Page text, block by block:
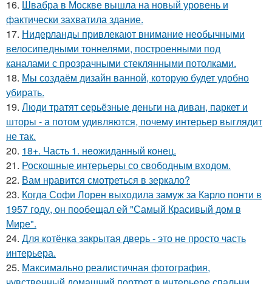
16. Швабра в Москве вышла на новый уровень и
фактически захватила здание.
17. Нидерланды привлекают внимание необычными
велосипедными тоннелями, построенными под
каналами с прозрачными стеклянными потолками.
18. Мы создаём дизайн ванной, которую будет удобно
убирать.
19. Люди тратят серьёзные деньги на диван, паркет и
шторы - а потом удивляются, почему интерьер выглядит
не так.
20. 18+. Часть 1. неожиданный конец.
21. Роскошные интерьеры со свободным входом.
22. Вам нравится смотреться в зеркало?
23. Когда Софи Лорен выходила замуж за Карло понти в
1957 году, он пообещал ей "Самый Красивый дом в
Мире".
24. Для котёнка закрытая дверь - это не просто часть
интерьера.
25. Максимально реалистичная фотография,